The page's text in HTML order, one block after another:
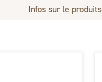
Infos sur le produits